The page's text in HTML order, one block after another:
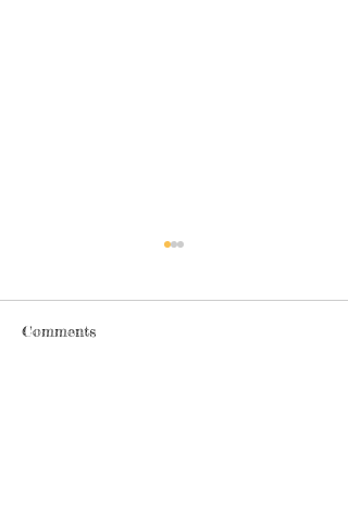
19/6 為端午節假期，本中心
休息一天
Comments